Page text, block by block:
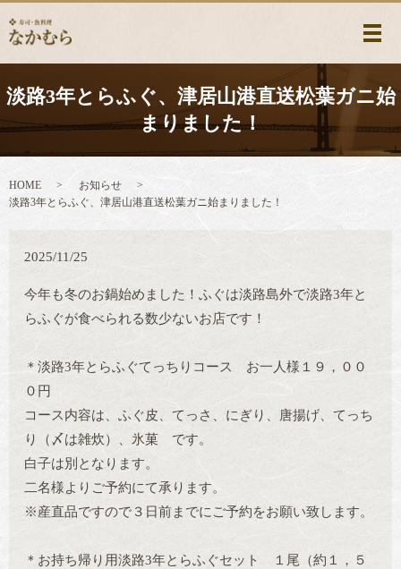
メ
淡路3年とらふぐ、津居山港直送松葉ガニ始
まりました！
HOME
お知らせ
淡路3年とらふぐ、津居山港直送松葉ガニ始まりました！
2025/11/25
今年も冬のお鍋始めました！ふぐは淡路島外で淡路3年と
らふぐが食べられる数少ないお店です！
＊淡路3年とらふぐてっちりコース お一人様１９，００
０円
コース内容は、ふぐ皮、てっさ、にぎり、唐揚げ、てっち
り（〆は雑炊）、氷菓 です。
白子は別となります。
二名様よりご予約にて承ります。
※産直品ですので３日前までにご予約をお願い致します。
＊お持ち帰り用淡路3年とらふぐセット １尾（約１，５